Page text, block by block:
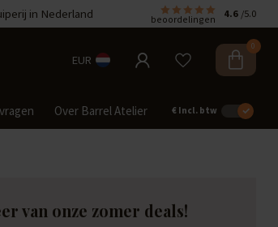
in Nederland beoordelingen 4.6 /5.0
EUR
0
Over Barrel Atelier € Incl. btw
van onze zomer deals!